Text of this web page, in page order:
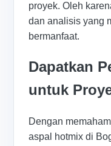
proyek. Oleh
dan analisis yang
bermanfaat.
Dapatkan
untuk
Dengan
aspal hotmix di